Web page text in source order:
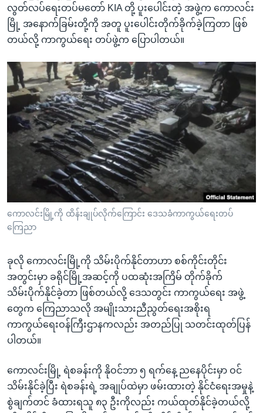
လွတ်လပ်ရေးတပ်မတော် KIA တို့ ပူးပေါင်းတဲ့ အဖွဲ့က ကောလင်း
မြို့ အနောက်ခြမ်းတို့ကို အတူ ပူးပေါင်းတိုက်ခိုက်ခဲ့ကြတာ ဖြစ်
တယ်လို့ ကာကွယ်ရေး တပ်ဖွဲ့က ပြောပါတယ်။
ကောလင်းမြို့ကို ထိန်းချုပ်လိုက်ကြောင်း ဒေသခံကာကွယ်ရေးတပ်
ကြေညာ
ခုလို ကောလင်းမြို့ကို သိမ်းပိုက်နိုင်တာဟာ စစ်ကိုင်းတိုင်း
အတွင်းမှာ ခရိုင်မြို့အဆင့်ကို ပထဆုံးအကြိမ် တိုက်ခိုက်
သိမ်းပိုက်နိုင်ခဲ့တာ ဖြစ်တယ်လို့ ဒေသတွင်း ကာကွယ်ရေး အဖွဲ့
တွေက ကြေညာသလို အမျိုးသားညီညွတ်ရေးအစိုးရ
ကာကွယ်ရေးဝန်ကြီးဌာနကလည်း အတည်ပြု သတင်းထုတ်ပြန်
ပါတယ်။
ကောလင်းမြို့ ရဲစခန်းကို နိုဝင်ဘာ ၅ ရက်နေ့ ညနေပိုင်းမှာ ဝင်
သိမ်းနိုင်ခဲ့ပြီး ရဲစခန်းရဲ့ အချုပ်ထဲမှာ ဖမ်းထားတဲ့ နိုင်ငံရေးအမှုနဲ့
စွဲချက်တင် ခံထားရသူ ၈၃ ဦးကိုလည်း ကယ်ထုတ်နိုင်ခဲ့တယ်လို့